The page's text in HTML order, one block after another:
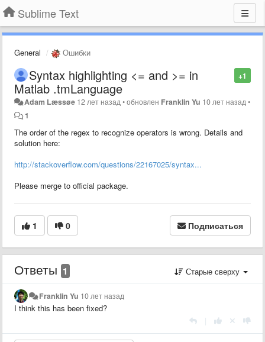
Sublime Text
General Ошибки
+1
Syntax highlighting <= and >= in
Matlab .tmLanguage
Adam Læssøe 12 лет назад •обновлен Franklin Yu 10 лет назад •
1
The order of the regex to recognize operators is wrong. Details and
solution here:
http://stackoverflow.com/questions/22167025/syntax...
Please merge to official package.
1 0 Подписаться
Ответы 1 Старые сверху
Franklin Yu 10 лет назад
I think this has been fixed?